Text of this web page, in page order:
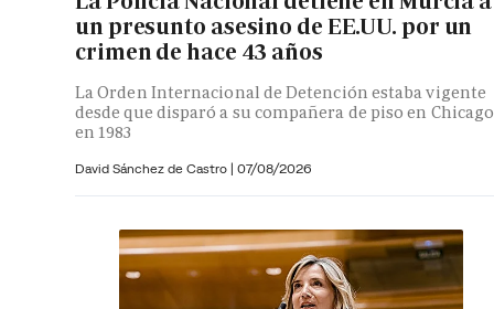
un presunto asesino de EE.UU. por un
crimen de hace 43 años
La Orden Internacional de Detención estaba vigente
desde que disparó a su compañera de piso en Chicago
en 1983
David Sánchez de Castro | 07/08/2026